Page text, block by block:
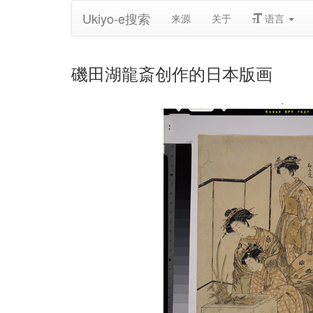
Ukiyo-e搜索 来源 关于 语言
磯田湖龍斎创作的日本版画